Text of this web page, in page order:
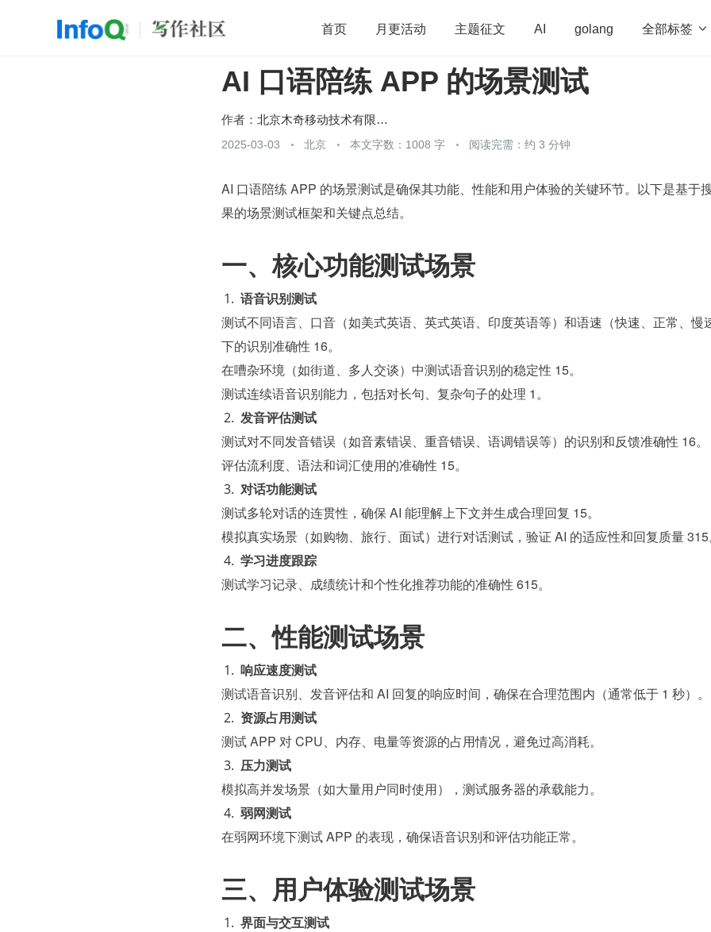
首页 月更活动 主题征文 AI golang 全部标签 
开源 架构 OpenHarmony 算法 学习方法
团队管理 程序员
AI 口语陪练 APP 的场景测试
作者： 北京木奇移动技术有限公司
2025-03-03 北京 本文字数：1008 字 阅读完需：约 3 分钟
AI 口语陪练 APP 的场景测试是确保其功能、性能和用户体验的关键环节。以下是基于
果的场景测试框架和关键点总结。
一、核心功能测试场景
语音识别测试
测试不同语言、口音（如美式英语、英式英语、印度英语等）和语速（快速、正常、慢
下的识别准确性 16。
在嘈杂环境（如街道、多人交谈）中测试语音识别的稳定性 15。
测试连续语音识别能力，包括对长句、复杂句子的处理 1。
发音评估测试
测试对不同发音错误（如音素错误、重音错误、语调错误等）的识别和反馈准确性 16。
评估流利度、语法和词汇使用的准确性 15。
对话功能测试
测试多轮对话的连贯性，确保 AI 能理解上下文并生成合理回复 15。
模拟真实场景（如购物、旅行、面试）进行对话测试，验证 AI 的适应性和回复质量
学习进度跟踪
测试学习记录、成绩统计和个性化推荐功能的准确性 615。
二、性能测试场景
响应速度测试
测试语音识别、发音评估和 AI 回复的响应时间，确保在合理范围内（通常低于 1 秒）。
资源占用测试
测试 APP 对 CPU、内存、电量等资源的占用情况，避免过高消耗。
压力测试
模拟高并发场景（如大量用户同时使用），测试服务器的承载能力。
弱网测试
在弱网环境下测试 APP 的表现，确保语音识别和评估功能正常。
三、用户体验测试场景
界面与交互测试